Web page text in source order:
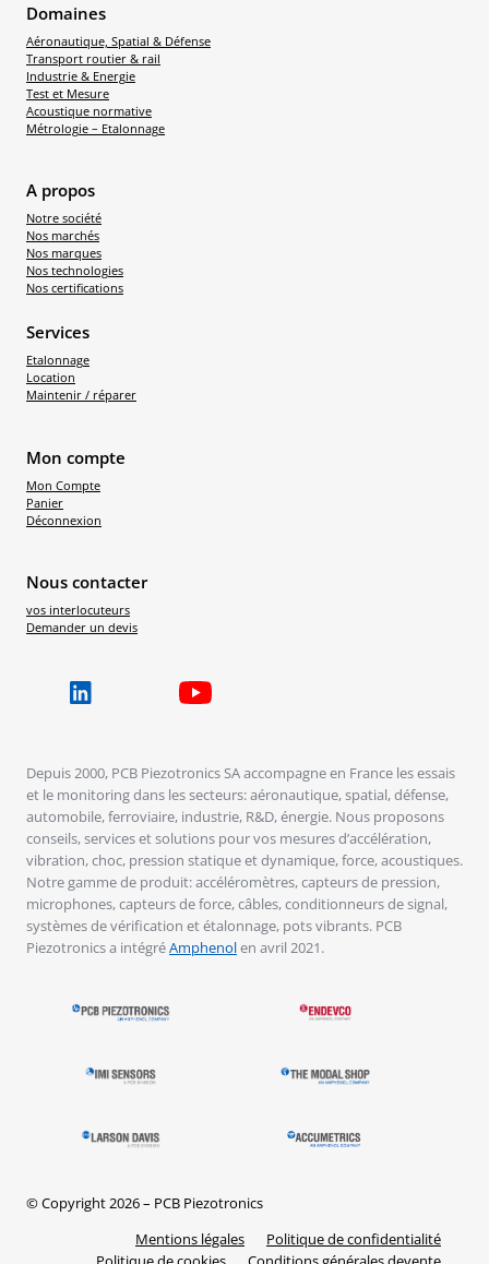
Domaines
Aéronautique, Spatial & Défense
Transport routier & rail
Industrie & Energie
Test et Mesure
Acoustique normative
Métrologie – Etalonnage
A propos
Notre société
Nos marchés
Nos marques
Nos technologies
Nos certifications
Services
Etalonnage
Location
Maintenir / réparer
Mon compte
Mon Compte
Panier
Déconnexion
Nous contacter
vos interlocuteurs
Demander un devis
Depuis 2000, PCB Piezotronics SA accompagne en France les essais
et le monitoring dans les secteurs: aéronautique, spatial, défense,
automobile, ferroviaire, industrie, R&D, énergie. Nous proposons
conseils, services et solutions pour vos mesures d’accélération,
vibration, choc, pression statique et dynamique, force, acoustiques.
Notre gamme de produit: accéléromètres, capteurs de pression,
microphones, capteurs de force, câbles, conditionneurs de signal,
systèmes de vérification et étalonnage, pots vibrants. PCB
Piezotronics a intégréAmphenolen avril 2021.
© Copyright 2026 – PCB Piezotronics
Mentions légales
Politique de confidentialité